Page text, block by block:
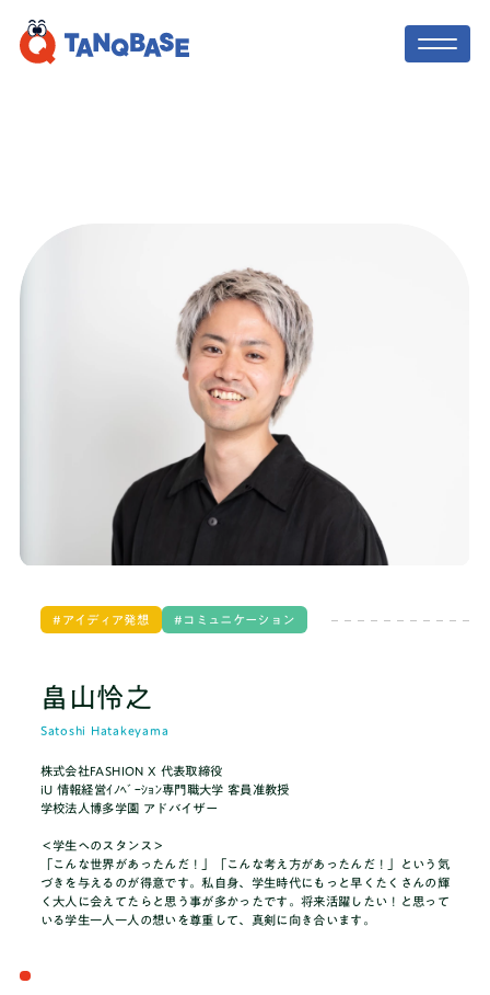
利用者の声
保護者の方へ
ニュース
料金
推薦・総合対策コース
まずは無料体験
アイディア発想 コミュニケーション
畠山怜之
Satoshi Hatakeyama
株式会社FASHION X 代表取締役
iU 情報経営ｲﾉﾍﾞｰｼｮﾝ専門職大学 客員准教授
学校法人博多学園 アドバイザー
＜学生へのスタンス＞
「こんな世界があったんだ！」「こんな考え方があったんだ！」という気
づきを与えるのが得意です。私自身、学生時代にもっと早くたくさんの輝
く大人に会えてたらと思う事が多かったです。将来活躍したい！と思って
いる学生一人一人の想いを尊重して、真剣に向き合います。